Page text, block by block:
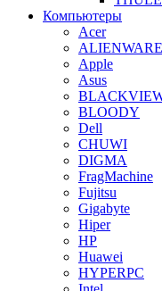
Компьютеры
Acer
ALIENWARE
Apple
Asus
BLOODY
Dell
CHUWI
DIGMA
FragMachine
Fujitsu
Gigabyte
Hiper
HP
Huawei
HYPERPC